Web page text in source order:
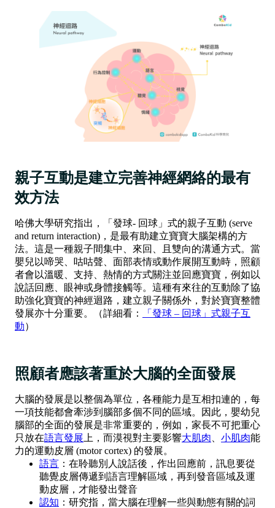
親子互動是建立完善神經網絡的最有
效方法
哈佛大學研究指出，「發球- 回球」式的親子互動 (serve
and return interaction)，是最有助建立寶寶大腦架構的方
法。這是一種親子間集中、來回、且雙向的溝通方式。當
嬰兒以啼哭、咕咕聲、面部表情或動作展開互動時，照顧
者會以溫暖、支持、熱情的方式關注並回應寶寶，例如以
說話回應、眼神或身體接觸等。這種有來往的互動除了協
助強化寶寶的神經迴路，建立親子關係外，對於寶寶整體
發展亦十分重要。（詳細看：
「發球 – 回球」式親子互
動）
照顧者應該著重於大腦的全面發展
大腦的發展是以整個為單位，各種能力是互相扣連的，每
一項技能都會牽涉到腦部多個不同的區域。因此，嬰幼兒
腦部的全面的發展是非常重要的，例如，家長不可把重心
只放在語言發展 上，而漠視對主要影響大肌肉 小肌肉能
力的運動皮層 (motor cortex) 的發展。
語言 ：在聆聽別人說話後，作出回應前，訊息要從
聽覺皮層傳遞到語言理解區域，再到發音區域及運
動皮層，才能發出聲音
認知 ：研究指，當大腦在理解一些與動態有關的詞